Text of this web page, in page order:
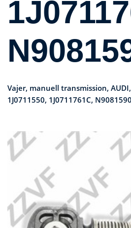
Vajer, manuell transmission,
1J0711550, 1J0711761C,